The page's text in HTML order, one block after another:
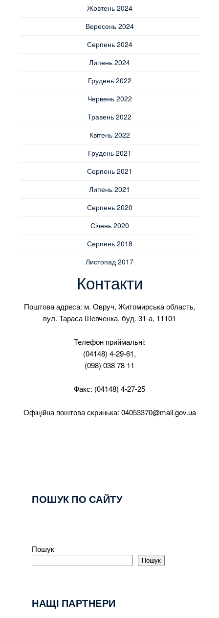
Жовтень 2024
Вересень 2024
Серпень 2024
Липень 2024
Грудень 2022
Червень 2022
Травень 2022
Квітень 2022
Грудень 2021
Серпень 2021
Липень 2021
Серпень 2020
Січень 2020
Серпень 2018
Листопад 2017
Контакти
Поштова адреса: м. Овруч, Житомирська область,
вул. Тараса Шевченка, буд. 31-а, 11101
Телефон приймальні:
(04148) 4-29-61,
(098) 038 78 11
Факс: (04148) 4-27-25
Офіційна поштова скринька: 04053370@mail.gov.ua
ПОШУК ПО САЙТУ
Пошук
Пошук
НАЩІ ПАРТНЕРИ